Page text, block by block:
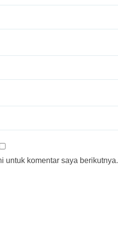
untuk komentar saya berikutnya.